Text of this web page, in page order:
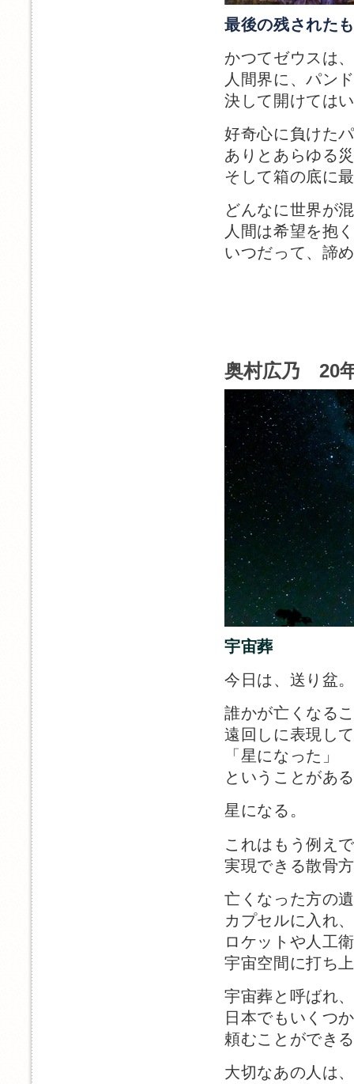
最後の残された
かつてゼウスは
人間界に、パン
決して開けては
好奇心に負けた
ありとあらゆる
そして箱の底に
どんなに世界が
人間は希望を抱
いつだって、諦
奥村広乃 20
宇宙葬
今日は、送り盆
誰かが亡くなる
遠回しに表現し
「星になった」
ということがあ
星になる。
これはもう例え
実現できる散骨
亡くなった方の
カプセルに入れ
ロケットや人工
宇宙空間に打ち
宇宙葬と呼ばれ
日本でもいくつ
頼むことができ
大切なあの人は